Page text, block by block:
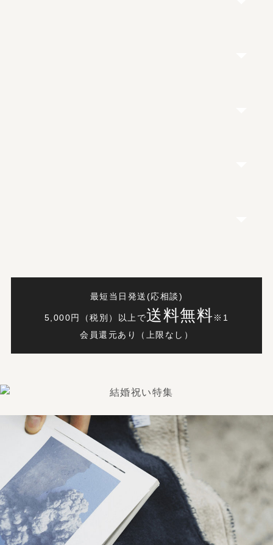
最短当日発送(応相談)
5,000円（税別）以上で送料無料※1
会員還元あり（上限なし）